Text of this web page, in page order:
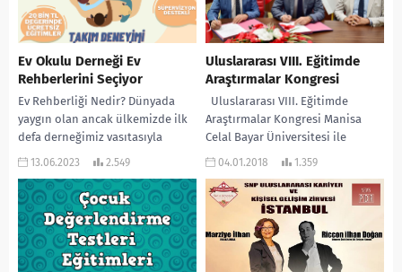
Ev Okulu Derneği Ev
Rehberlerini Seçiyor
Ev Rehberliği Nedir? Dünyada
yaygın olan ancak ülkemizde ilk
defa derneğimiz vasıtasıyla
konuşulmaya başlanan Ev Okulu
gündeminde...
13.06.2023 2.549
Uluslararası VIII. Eğitimde
Araştırmalar Kongresi
Uluslararası VIII. Eğitimde
Araştırmalar Kongresi Manisa
Celal Bayar Üniversitesi ile
Uluslararası Eğitim
arasında “Uluslararası VIII.
Eğitimde...
04.01.2018 1.359